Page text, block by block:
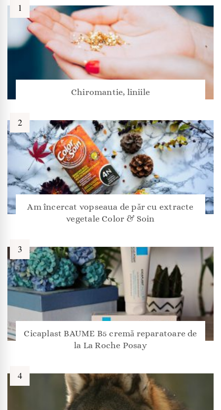
Chiromantie, liniile
Am încercat vopseaua de păr cu extracte
vegetale Color & Soin
Cicaplast BAUME B5 cremă reparatoare de
la La Roche Posay